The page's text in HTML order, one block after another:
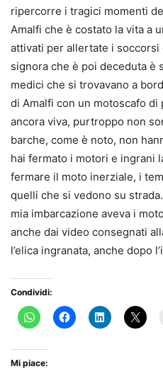
ripercorre i tragici momenti
Amalfi che è costato la vita a
attivati per allertate i
signora che è poi deceduta è
medici che si trovavano a
di Amalfi con un motoscafo di
ancora viva, purtroppo non
barche, come è noto, non
hai fermato i motori e ingrani
fermare il moto inerziale, i
quelli che si vedono su
mia imbarcazione aveva i
anche dai video consegnati
l’elica ingranata, anche dopo
Condividi:
Mi piace: